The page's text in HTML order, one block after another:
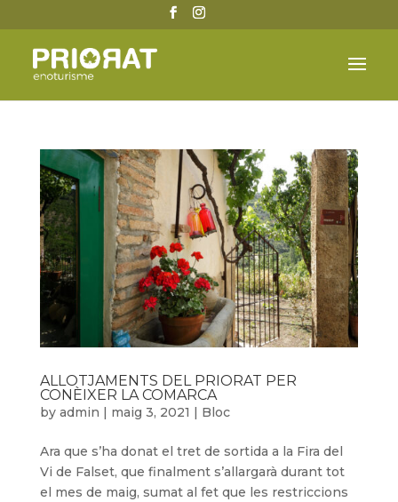
ALLOTJAMENTS DEL PRIORAT PER
CONÈIXER LA COMARCA
by admin | maig 3, 2021 | Bloc
Ara que s’ha donat el tret de sortida a la Fira del
Vi de Falset, que finalment s’allargarà durant tot
el mes de maig, sumat al fet que les restriccions